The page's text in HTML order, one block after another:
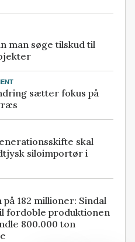
man søge tilskud til
sætter fokus på
skal
siloimportør i
på 182 millioner: Sindal
fordoble produktionen
800.000 ton